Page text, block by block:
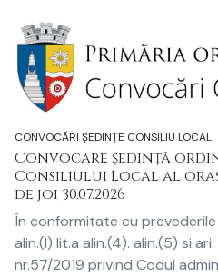
CONVOCĂRI ȘEDINȚE CONSILIU LOCAL
Convocare ședință
Consiliului Local al
de joi 30.07.2026
În conformitate cu prevederile
alin.(l) lit.a alin.(4). alin.(5) si ari.
nr.57/2019 privind Codul